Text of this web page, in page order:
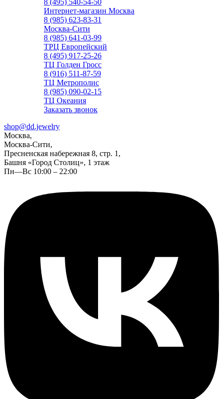
8 (495) 540-54-50
Интернет-магазин Москва
8 (985) 623-83-31
Москва-Сити
8 (985) 641-03-99
ТРЦ Европейский
8 (495) 917-25-26
ТЦ Голден Гросс
8 (916) 511-87-59
ТЦ Метрополис
8 (985) 090-02-15
ТЦ Океания
Заказать звонок
shop@dd.jewelry
Москва,
Москва-Сити,
Пресненская набережная 8, стр. 1,
Башня «Город Столиц», 1 этаж
Пн—Вс 10:00 – 22:00